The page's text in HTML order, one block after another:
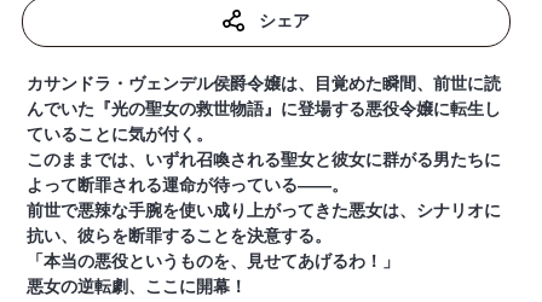
シェア
カサンドラ・ヴェンデル侯爵令嬢は、目覚めた瞬間、前世に読
んでいた『光の聖女の救世物語』に登場する悪役令嬢に転生し
ていることに気が付く。
このままでは、いずれ召喚される聖女と彼女に群がる男たちに
よって断罪される運命が待っている――。
前世で悪辣な手腕を使い成り上がってきた悪女は、シナリオに
抗い、彼らを断罪することを決意する。
「本当の悪役というものを、見せてあげるわ！」
悪女の逆転劇、ここに開幕！